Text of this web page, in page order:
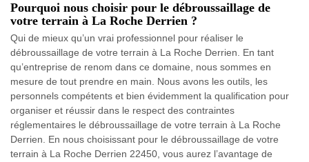
Pourquoi nous choisir pour le débroussaillage de
votre terrain à La Roche Derrien ?
Qui de mieux qu’un vrai professionnel pour réaliser le
débroussaillage de votre terrain à La Roche Derrien. En tant
qu’entreprise de renom dans ce domaine, nous sommes en
mesure de tout prendre en main. Nous avons les outils, les
personnels compétents et bien évidemment la qualification pour
organiser et réussir dans le respect des contraintes
réglementaires le débroussaillage de votre terrain à La Roche
Derrien. En nous choisissant pour le débroussaillage de votre
terrain à La Roche Derrien 22450, vous aurez l’avantage de